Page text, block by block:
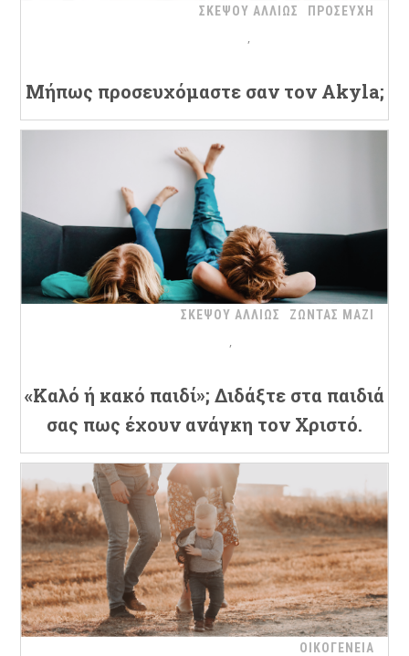
ΣΚΕΨΟΥ ΑΛΛΙΩΣ ΠΡΟΣΕΥΧΗ
Μήπως προσευχόμαστε σαν τον Akyla;
ΣΚΕΨΟΥ ΑΛΛΙΩΣ ΖΩΝΤΑΣ ΜΑΖΙ
«Καλό ή κακό παιδί»; Διδάξτε στα παιδιά
σας πως έχουν ανάγκη τον Χριστό.
ΟΙΚΟΓΕΝΕΙΑ